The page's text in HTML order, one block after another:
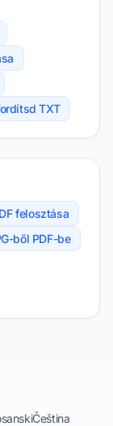
TXT
felosztása
ből PDF-be
Čeština